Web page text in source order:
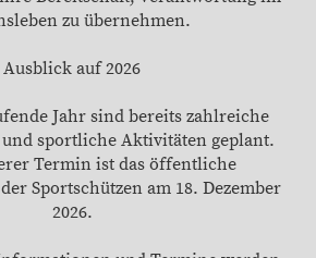
zu übernehmen.
Ausblick auf 2026
Jahr sind bereits zahlreiche
sportliche Aktivitäten geplant.
Termin ist das öffentliche
Sportschützen am 18. Dezember
2026.